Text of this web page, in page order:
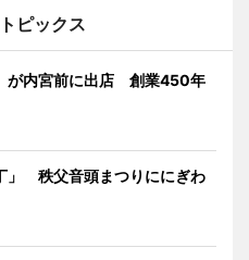
ピックス
が内宮前に出店 創業450年
」 秩父音頭まつりににぎわ